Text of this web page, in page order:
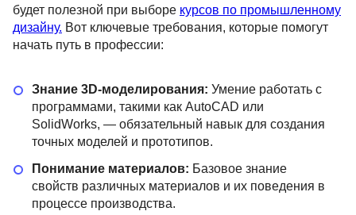
будет полезной при выборе курсов по промышленному
дизайну. Вот ключевые требования, которые помогут
начать путь в профессии:
Знание 3D-моделирования: Умение работать с
программами, такими как AutoCAD или
SolidWorks, — обязательный навык для создания
точных моделей и прототипов.
Понимание материалов: Базовое знание
свойств различных материалов и их поведения в
процессе производства.